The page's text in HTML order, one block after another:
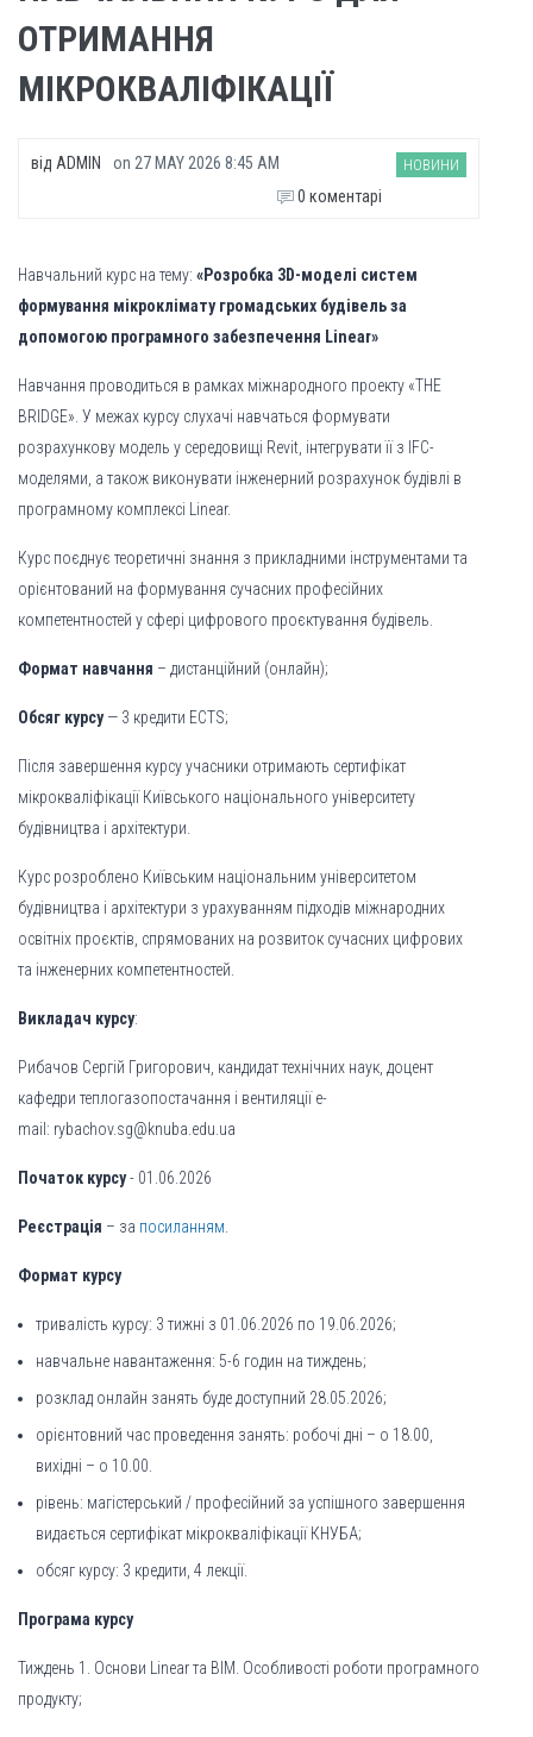
ОТРИМАННЯ
МІКРОКВАЛІФІКАЦІЇ
від ADMIN on 27 MAY 2026 8:45 AM НОВИНИ
0 коментарі
Навчальний курс на тему: «Розробка 3D-моделі систем
формування мікроклімату громадських будівель за
допомогою програмного забезпечення Linear»
Навчання проводиться в рамках міжнародного проекту «THE
BRIDGE». У межах курсу слухачі навчаться формувати
розрахункову модель у середовищі Revit, інтегрувати її з IFC-
моделями, а також виконувати інженерний розрахунок будівлі в
програмному комплексі Linear.
Курс поєднує теоретичні знання з прикладними інструментами та
орієнтований на формування сучасних професійних
компетентностей у сфері цифрового проєктування будівель.
Формат навчання – дистанційний (онлайн);
Обсяг курсу— 3 кредити ECTS;
Після завершення курсу учасники отримають сертифікат
мікрокваліфікації Київського національного університету
будівництва і архітектури.
Курс розроблено Київським національним університетом
будівництва і архітектури з урахуванням підходів міжнародних
освітніх проєктів, спрямованих на розвиток сучасних цифрових
та інженерних компетентностей.
Викладач курсу:
Рибачов Сергій Григорович, кандидат технічних наук, доцент
кафедри теплогазопостачання і вентиляції e-
mail: rybachov.sg@knuba.edu.ua
Початок курсу- 01.06.2026
Реєстрація – за посиланням
Формат курсу
тривалість курсу: 3 тижні з 01.06.2026 по 19.06.2026;
навчальне навантаження: 5-6 годин на тиждень;
розклад онлайн занять буде доступний 28.05.2026;
орієнтовний час проведення занять: робочі дні – о 18.00,
вихідні – о 10.00.
рівень: магістерський / професійний за успішного завершення
видається сертифікат мікрокваліфікації КНУБА;
обсяг курсу: 3 кредити, 4 лекції.
Програма курсу
Тиждень 1. Основи Linear та BIM. Особливості роботи програмного
продукту;